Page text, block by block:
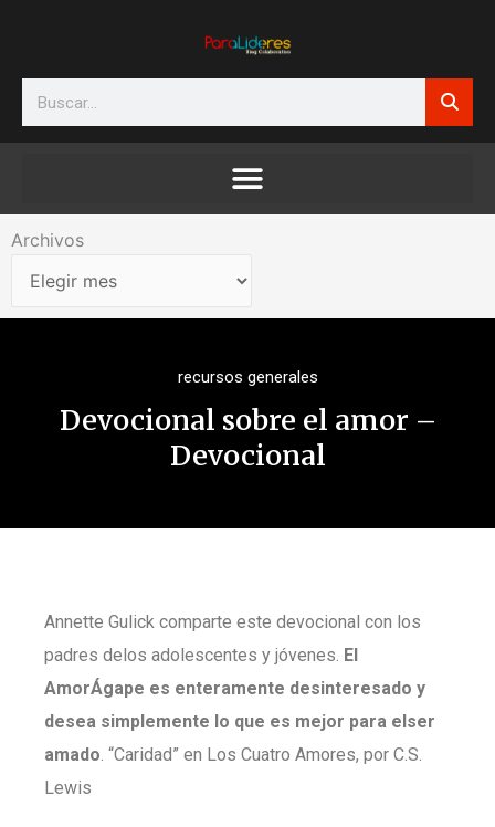
Search
Archivos
Archivos
recursos generales
Devocional sobre el amor –
Devocional
Annette Gulick comparte este devocional con los
padres delos adolescentes y jóvenes. El
AmorÁgape es enteramente desinteresado y
desea simplemente lo que es mejor para elser
amado. “Caridad” en Los Cuatro Amores, por C.S.
Lewis